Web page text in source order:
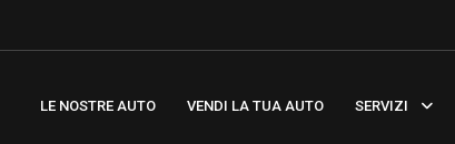
LE NOSTRE AUTO VENDI LA TUA AUTO SERVIZI